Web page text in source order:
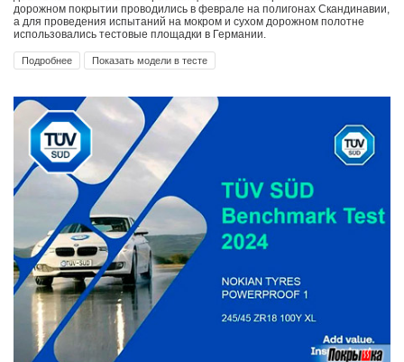
дорожном покрытии проводились в феврале на полигонах Скандинавии,
а для проведения испытаний на мокром и сухом дорожном полотне
использовались тестовые площадки в Германии.
Подробнее Показать модели в тесте